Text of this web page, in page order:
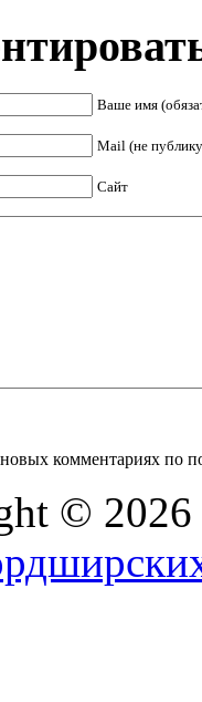
Ваше имя
Mail (не
Сайт
комментариях по
© 2026